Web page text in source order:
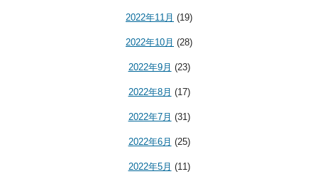
2022年11月 (19)
2022年10月 (28)
2022年9月 (23)
2022年8月 (17)
2022年7月 (31)
2022年6月 (25)
2022年5月 (11)